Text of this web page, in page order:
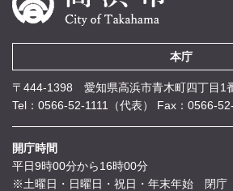
本庁
〒444-1398 愛知県高浜市青木町四丁目1
Tel：0566-52-1111（代表）
Fax：0566-
開庁時間
平日9時00分から16時00分
※土曜日・日曜日・祝日・年末年始 閉庁